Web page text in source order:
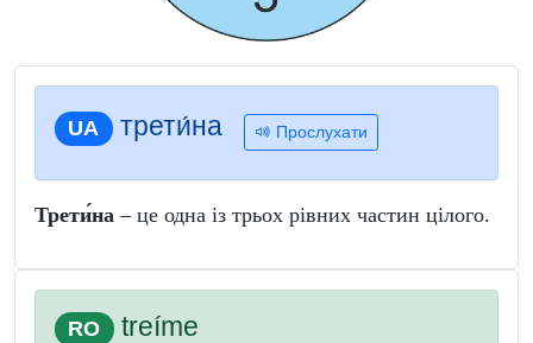
UA трети́на Прослухати
Трети́на – це одна із трьох рівних частин цілого.
RO treíme